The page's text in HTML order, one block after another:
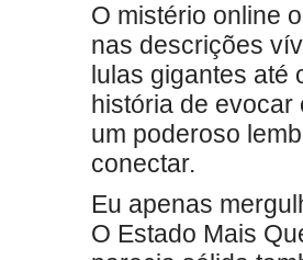
O mistério online
nas descrições
lulas gigantes até
história de
um poderoso
conectar.
Eu apenas
O Estado Mais